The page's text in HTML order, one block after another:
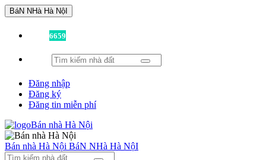
BáN NHà Hà NộI
6659
Đăng nhập
Đăng ký
Đăng tin miễn phí
Bán nhà Hà Nội BáN NHà Hà NộI